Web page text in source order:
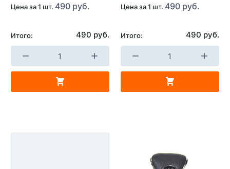
Цена за 1 шт. 490 руб.
Итого: 490 руб.
Цена за 1 шт. 490 руб.
Итого: 490 руб.